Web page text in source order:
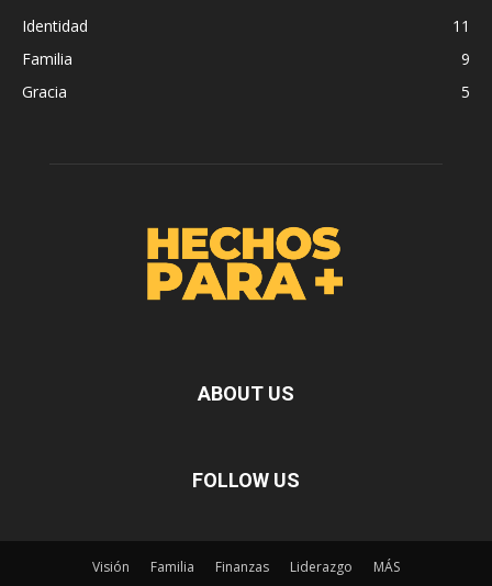
Identidad
11
Familia
9
Gracia
5
ABOUT US
FOLLOW US
Visión Familia Finanzas Liderazgo MÁS